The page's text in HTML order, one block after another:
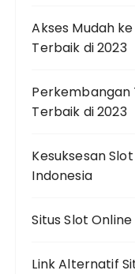
Akses Mudah
Terbaik di 2023
Perkembangan
Terbaik di 2023
Kesuksesan
Indonesia
Situs Slot
Link Alternatif